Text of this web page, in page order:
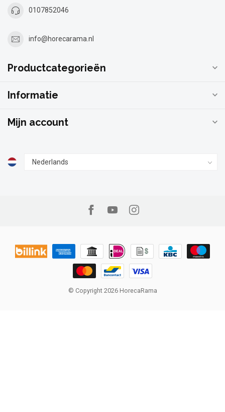
0107852046
info@horecarama.nl
Productcategorieën
Informatie
Mijn account
© Copyright 2026 HorecaRama